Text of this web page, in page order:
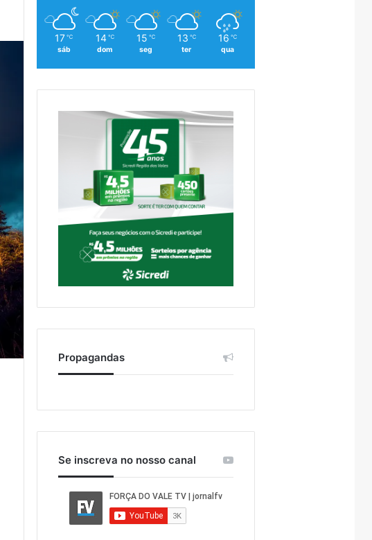
17 ℃
sáb
14 ℃
dom
15 ℃
seg
13 ℃
ter
16 ℃
qua
Propagandas
Se inscreva no nosso canal